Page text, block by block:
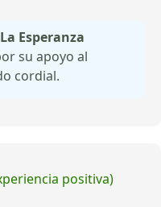
Esperanza
su apoyo al
cordial.
positiva)